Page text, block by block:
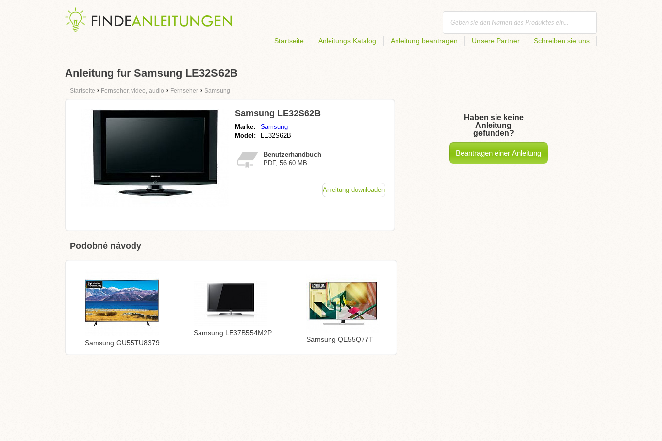
Startseite Anleitungs Katalog Anleitung beantragen Unsere Partner Schreiben sie uns
Anleitung fur Samsung LE32S62B
Startseite › Fernseher, video, audio › Fernseher › Samsung
Samsung LE32S62B
Marke:
Samsung
Model:
LE32S62B
Benutzerhandbuch
PDF, 56.60 MB
Anleitung downloaden
Podobné návody
Samsung GU55TU8379
Samsung LE37B554M2P
Samsung QE55Q77T
Haben sie keine
Anleitung
gefunden?
Beantragen einer Anleitung